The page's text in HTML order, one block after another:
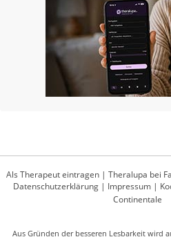
Als Therapeut eintragen | Theralupa bei
Datenschutzerklärung| Impressum|
Continentale
Aus Gründen der besseren Lesbarkeit wird